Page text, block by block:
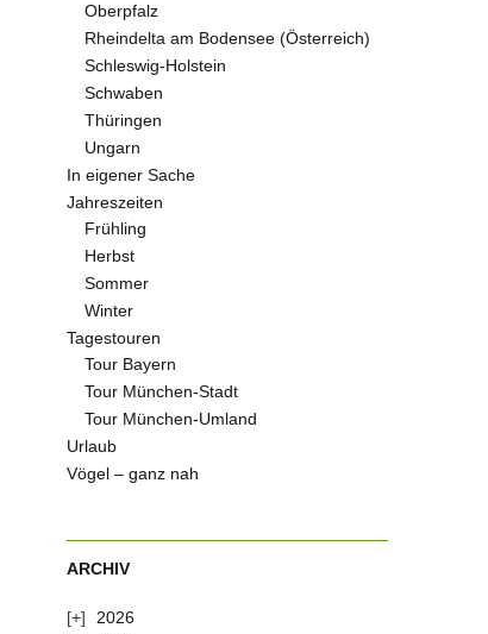
Oberpfalz
Rheindelta am Bodensee (Österreich)
Schleswig-Holstein
Schwaben
Thüringen
Ungarn
In eigener Sache
Jahreszeiten
Frühling
Herbst
Sommer
Winter
Tagestouren
Tour Bayern
Tour München-Stadt
Tour München-Umland
Urlaub
Vögel – ganz nah
ARCHIV
2026